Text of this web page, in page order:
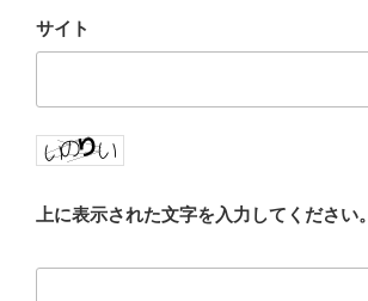
サイト
上に表示された文字を入力してください。